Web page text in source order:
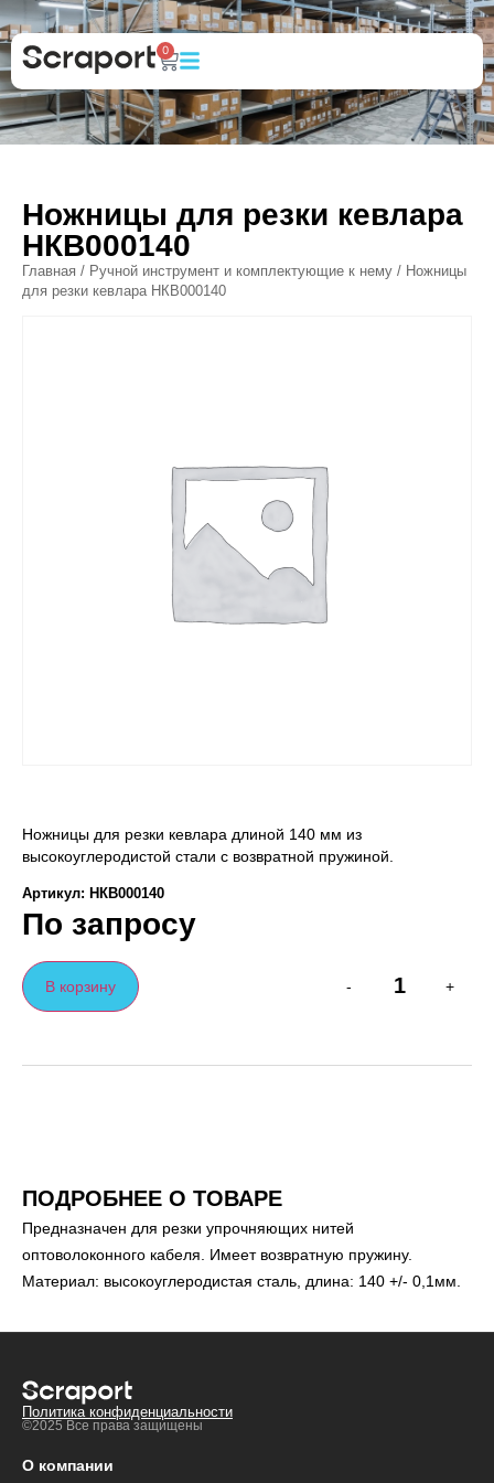
0
Ножницы для резки кевлара
НКВ000140
Главная / Ручной инструмент и комплектующие к нему / Ножницы
для резки кевлара НКВ000140
Ножницы для резки кевлара длиной 140 мм из
высокоуглеродистой стали с возвратной пружиной.
Артикул: НКВ000140
По запросу
- +
В корзину
ПОДРОБНЕЕ О ТОВАРЕ
Предназначен для резки упрочняющих нитей
оптоволоконного кабеля. Имеет возвратную пружину.
Материал: высокоуглеродистая сталь, длина: 140 +/- 0,1мм.
Политика конфиденциальности
©2025 Все права защищены
О компании